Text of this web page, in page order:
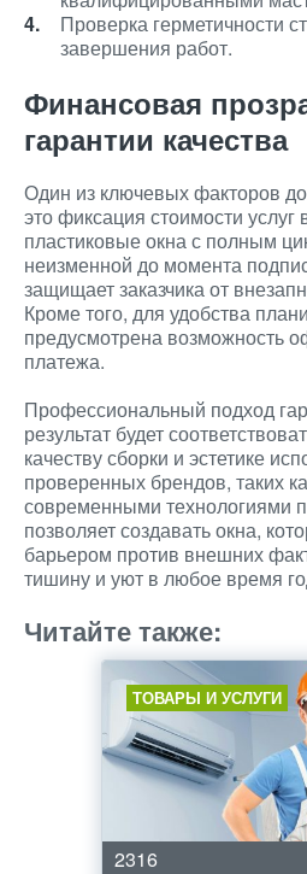
Проверка герметичности
завершения работ.
Финансовая
гарантии качества
Один из ключевых факторов
это фиксация стоимости
пластиковые окна с полным
неизменной до момента
защищает заказчика от
Кроме того, для удобства
предусмотрена возможность
платежа.
Профессиональный подход
результат будет
качеству сборки и эстетике
проверенных брендов, таких
современными технологиями
позволяет создавать окна,
барьером против внешних
тишину и уют в любое время
Читайте также:
ТОВАРЫ И УСЛУГИ
2316